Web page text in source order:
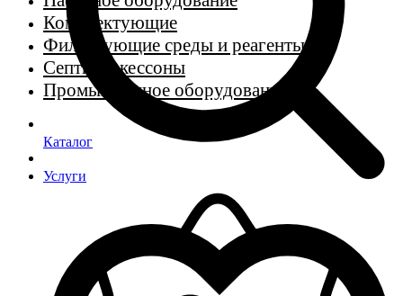
Комплектующие
Фильтрующие среды и реагенты
Септики, кессоны
Промышленное оборудование
Каталог
Услуги